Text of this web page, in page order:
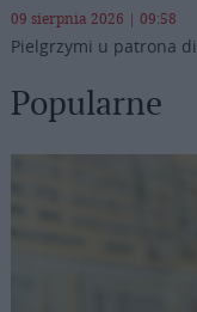
09 sierpnia 2026 | 09:58
Pielgrzymi u patrona
Popularne